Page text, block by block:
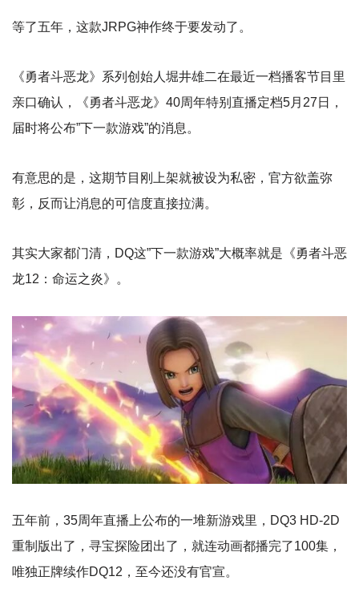
等了五年，这款JRPG神作终于要发动了。
《勇者斗恶龙》系列创始人堀井雄二在最近一档播客节目里
亲口确认，《勇者斗恶龙》40周年特别直播定档5月27日，
届时将公布”下一款游戏”的消息。
有意思的是，这期节目刚上架就被设为私密，官方欲盖弥
彰，反而让消息的可信度直接拉满。
其实大家都门清，DQ这”下一款游戏”大概率就是《勇者斗恶
龙12：命运之炎》。
五年前，35周年直播上公布的一堆新游戏里，DQ3 HD-2D
重制版出了，寻宝探险团出了，就连动画都播完了100集，
唯独正牌续作DQ12，至今还没有官宣。